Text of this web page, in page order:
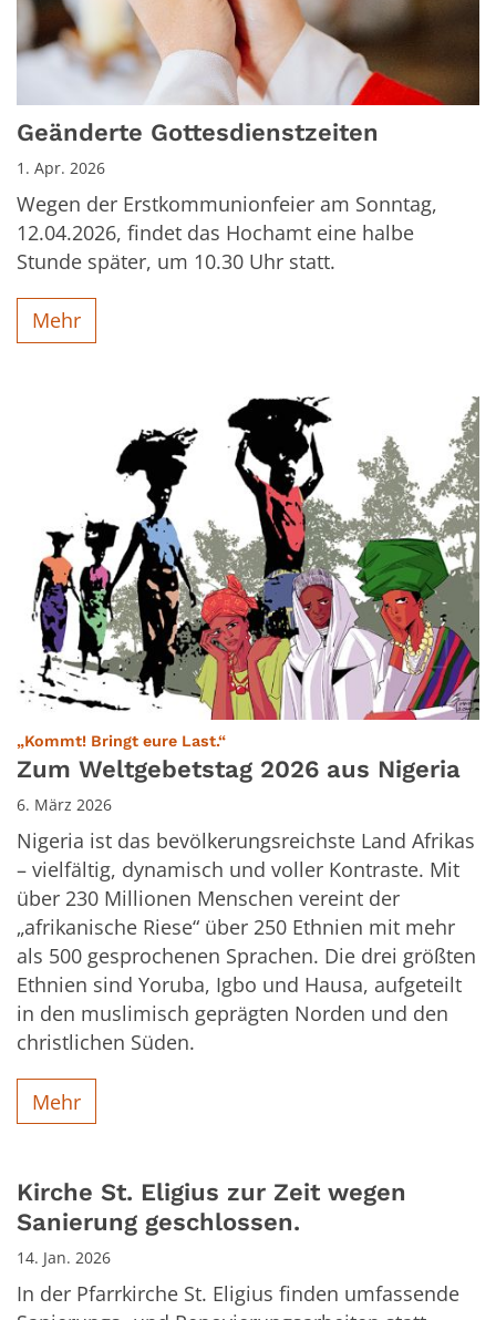
Geänderte Gottesdienstzeiten
1. Apr. 2026
Wegen der Erstkommunionfeier am Sonntag,
12.04.2026, findet das Hochamt eine halbe
Stunde später, um 10.30 Uhr statt.
Mehr
„Kommt! Bringt eure Last.“:
Zum Weltgebetstag 2026 aus Nigeria
6. März 2026
Nigeria ist das bevölkerungsreichste Land Afrikas
– vielfältig, dynamisch und voller Kontraste. Mit
über 230 Millionen Menschen vereint der
„afrikanische Riese“ über 250 Ethnien mit mehr
als 500 gesprochenen Sprachen. Die drei größten
Ethnien sind Yoruba, Igbo und Hausa, aufgeteilt
in den muslimisch geprägten Norden und den
christlichen Süden.
Mehr
Kirche St. Eligius zur Zeit wegen
Sanierung geschlossen.
14. Jan. 2026
In der Pfarrkirche St. Eligius finden umfassende